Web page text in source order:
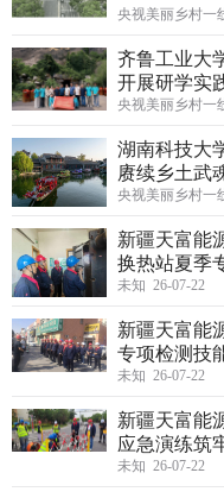
央视美丽乡村一
齐鲁工业大
开展研学实
央视美丽乡村一
湖南科技大
赓续乡土武
央视美丽乡村一
新疆天富能
换热站夏季
未知 26-07-22
新疆天富能
专项检测技
未知 26-07-22
新疆天富能
应急演练筑
未知 26-07-22